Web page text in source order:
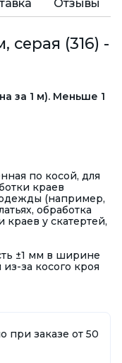
Отзывы
серая (316) -
за 1 м). Меньше 1
по косой, для
краев
(например,
обработка
краев у скатертей,
±1 мм в ширине
за косого кроя
при заказе от 50